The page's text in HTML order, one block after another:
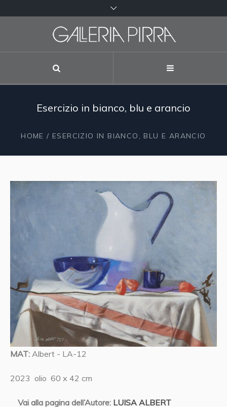
Esercizio in bianco, blu e arancio
HOME / ESERCIZIO IN BIANCO, BLU E ARANCIO
MAT: Albert - LA-12
2023 olio 60 x 42 cm
Vai alla pagina dell’Autore: LUISA ALBERT